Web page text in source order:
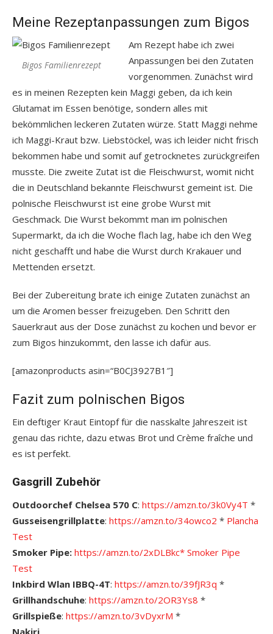
Meine Rezeptanpassungen zum Bigos
Bigos Familienrezept
Am Rezept habe ich zwei
Anpassungen bei den Zutaten
vorgenommen. Zunächst wird
es in meinen Rezepten kein Maggi geben, da ich kein
Glutamat im Essen benötige, sondern alles mit
bekömmlichen leckeren Zutaten würze. Statt Maggi nehme
ich Maggi-Kraut bzw. Liebstöckel, was ich leider nicht frisch
bekommen habe und somit auf getrocknetes zurückgreifen
musste. Die zweite Zutat ist die Fleischwurst, womit nicht
die in Deutschland bekannte Fleischwurst gemeint ist. Die
polnische Fleischwurst ist eine grobe Wurst mit
Geschmack. Die Wurst bekommt man im polnischen
Supermarkt, da ich die Woche flach lag, habe ich den Weg
nicht geschafft und habe die Wurst durch Krakauer und
Mettenden ersetzt.
Bei der Zubereitung brate ich einige Zutaten zunächst an
um die Aromen besser freizugeben. Den Schritt den
Sauerkraut aus der Dose zunächst zu kochen und bevor er
zum Bigos hinzukommt, den lasse ich dafür aus.
[amazonproducts asin=“B0CJ3927B1″]
Fazit zum polnischen Bigos
Ein deftiger Kraut Eintopf für die nasskalte Jahreszeit ist
genau das richte, dazu etwas Brot und Crème fraîche und
es ist perfekt.
Gasgrill Zubehör
Outdoorchef Chelsea 570 C: https://amzn.to/3k0Vy4T *
Gusseisengrillplatte: https://amzn.to/34owco2 * Plancha
Test
Smoker Pipe: https://amzn.to/2xDLBkc* Smoker Pipe
Test
Inkbird Wlan IBBQ-4T: https://amzn.to/39fJR3q *
Grillhandschuhe: https://amzn.to/2OR3Ys8 *
Grillspieße: https://amzn.to/3vDyxrM *
Nakiri